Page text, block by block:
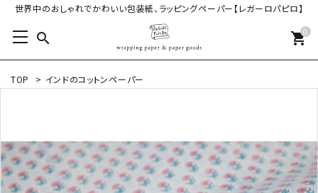
世界中のおしゃれでかわいい包装紙、ラッピングペーパー【レガーロパピロ】
search 0
shopping_cart
TOP > インドのコットンペーパー